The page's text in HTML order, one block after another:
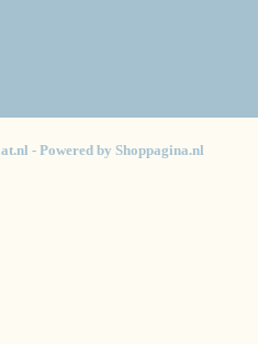
- Powered by Shoppagina.nl